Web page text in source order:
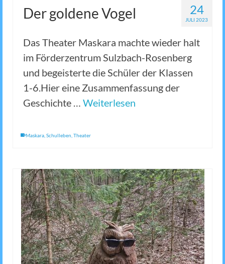
24
JULI 2023
Der goldene Vogel
Das Theater Maskara machte wieder halt
im Förderzentrum Sulzbach-Rosenberg
und begeisterte die Schüler der Klassen
1-6.Hier eine Zusammenfassung der
Geschichte … Weiterlesen
Maskara Schulleben Theater